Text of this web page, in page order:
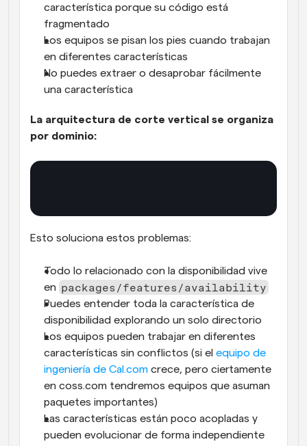
característica porque su código está
fragmentado
Los equipos se pisan los pies cuando trabajan
en diferentes características
No puedes extraer o desaprobar fácilmente
una característica
La arquitectura de corte vertical se organiza
por dominio:
Esto soluciona estos problemas:
Todo lo relacionado con la disponibilidad vive
en packages/features/availability
Puedes entender toda la característica de
disponibilidad explorando un solo directorio
Los equipos pueden trabajar en diferentes
características sin conflictos (si el equipo de
ingeniería de Cal.com crece, pero ciertamente
en coss.com tendremos equipos que asuman
paquetes importantes)
Las características están poco acopladas y
pueden evolucionar de forma independiente